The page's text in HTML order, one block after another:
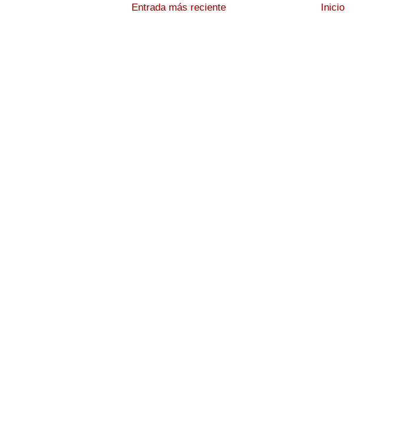
Entrada más reciente Inicio